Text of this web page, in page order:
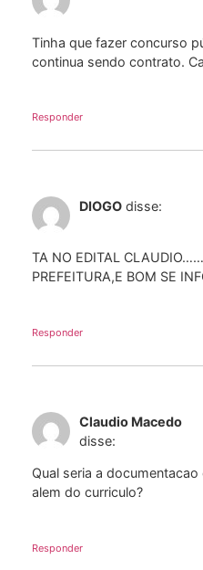
Tinha que fazer concurso
continua sendo contrato.
Responder
DIOGO disse:
TA NO EDITAL
PREFEITURA,E BOM SE
Responder
Claudio Macedo
disse:
Qual seria a
alem do curriculo?
Responder